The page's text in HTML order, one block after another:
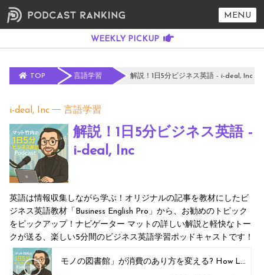
MENU
TOP 言語学習 解説！1日5分ビジネス英語 - i-deal, Inc
i-deal, Inc 言語学習
解説！1日5分ビジネス英語 -
i-deal, Inc
英語は情報収集しながら学ぶ！オリジナルの記事を教材にしたビ
ジネス英語教材「Business English Pro」から、お勧めのトピック
をピックアップ！ナビゲーター マットの詳しい解説と軽快なトー
クが送る、楽しい5分間のビジネス英語学習ポッドキャストです！
モノの図書館」が消費のあり方を変える? How Libraries of Things Could Reshape Consumption